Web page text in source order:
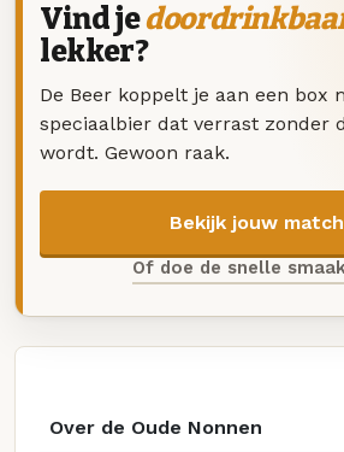
Vind je
lekker?
De Beer koppelt je aan een box
speciaalbier dat verrast zonder
wordt. Gewoon raak.
Bekijk jouw
Of doe de snelle
Over de Oude Nonnen